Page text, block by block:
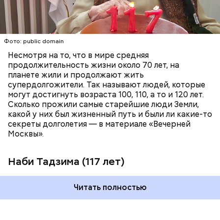
Фото: public domain
Несмотря на то, что в мире средняя
продолжительность жизни около 70 лет, на
планете жили и продолжают жить
супердолгожители. Так называют людей, которые
могут достигнуть возраста 100, 110, а то и 120 лет.
Сколько прожили самые старейшие люди Земли,
какой у них был жизненный путь и были ли какие-то
секреты долголетия — в материале «Вечерней
Москвы».
Наби Тадзима (117 лет)
Фото: public domain
Читать полностью
ПЕНСИОНЕРЫ
ПОЖИЛЫЕ ЛЮДИ
РЕКОРДЫ
22 ноября 1963 года мир потрясло известие об
убийстве 35-го президента США Джона Кеннеди.
Убийцей оказался 24-летний Ли Харви Освальд.
Вскоре его арестовали. 24 ноября его вели через
подвал полицейского управления в окружную
тюрьму. Перевод Освальда широко освещался в
СМИ в прямом эфире. В какой-то момент из толпы
вышел мужчина с оружием и выстрелил Освальду в
живот. Мужчину задержали, а Освальда отвезли в
Джек Руби. Он заявлял, что потерял голову после
дискомфорта, сопряженного с рассмотрением
этого дела в суде. Изначально Руби приговорили к
Убийство политика Инэдзиро Асанумы